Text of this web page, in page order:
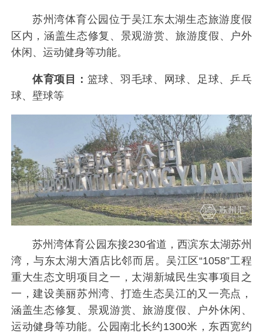
苏州湾体育公园位于吴江东太湖生态旅游度假
区内，涵盖生态修复、景观游赏、旅游度假、户外
休闲、运动健身等功能。
体育项目： 篮球、羽毛球、网球、足球、乒乓
球、壁球等
苏州湾体育公园东接230省道，西滨东太湖苏州
湾，与东太湖大酒店比邻而居。吴江区“1058”工程
重大生态文明项目之一，太湖新城民生实事项目之
一，建设美丽苏州湾、打造生态吴江的又一亮点，
涵盖生态修复、景观游赏、旅游度假、户外休闲、
运动健身等功能。公园南北长约1300米，东西宽约